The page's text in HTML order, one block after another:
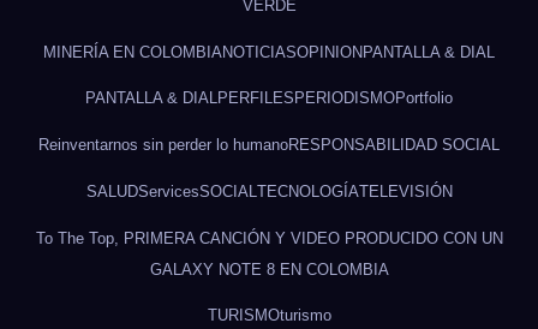
VERDE
MINERÍA EN COLOMBIANOTICIASOPINIONPANTALLA & DIAL
PANTALLA & DIALPERFILES PERIODISMOPortfolio
Reinventarnos sin perder lo humanoRESPONSABILIDAD SOCIAL
SALUDServicesSOCIAL TECNOLOGÍATELEVISIÓN
To The Top, PRIMERA CANCIÓN Y VIDEO PRODUCIDO CON UN
GALAXY NOTE 8 EN COLOMBIA
TURISMOturismo